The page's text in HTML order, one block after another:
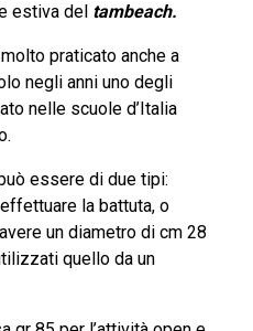
estiva del tambeach.
praticato anche a
negli anni uno degli
nelle scuole d’Italia
essere di due tipi:
la battuta, o
un diametro di cm 28
quello da un